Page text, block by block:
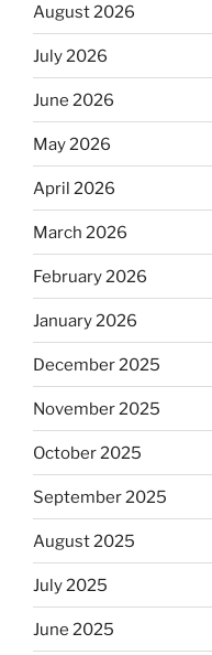
August 2026
July 2026
June 2026
May 2026
April 2026
March 2026
February 2026
January 2026
December 2025
November 2025
October 2025
September 2025
August 2025
July 2025
June 2025